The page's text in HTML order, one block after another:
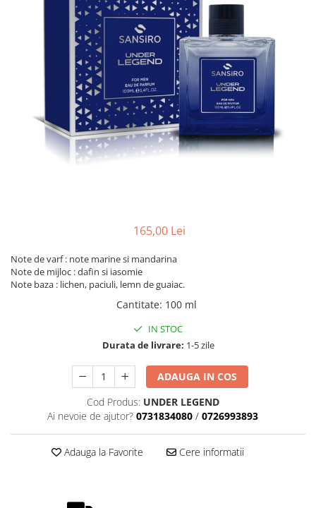
165,00 Lei
Note de varf : note marine si mandarina
Note de mijloc : dafin si iasomie
Note baza : lichen, paciuli, lemn de guaiac.
Cantitate: 100 ml
IN STOC
Durata de livrare: 1-5 zile
ADAUGA IN COS
Cod Produs: UNDER LEGEND
Ai nevoie de ajutor? 0731834080 / 0726993893
Adauga la Favorite Cere informatii